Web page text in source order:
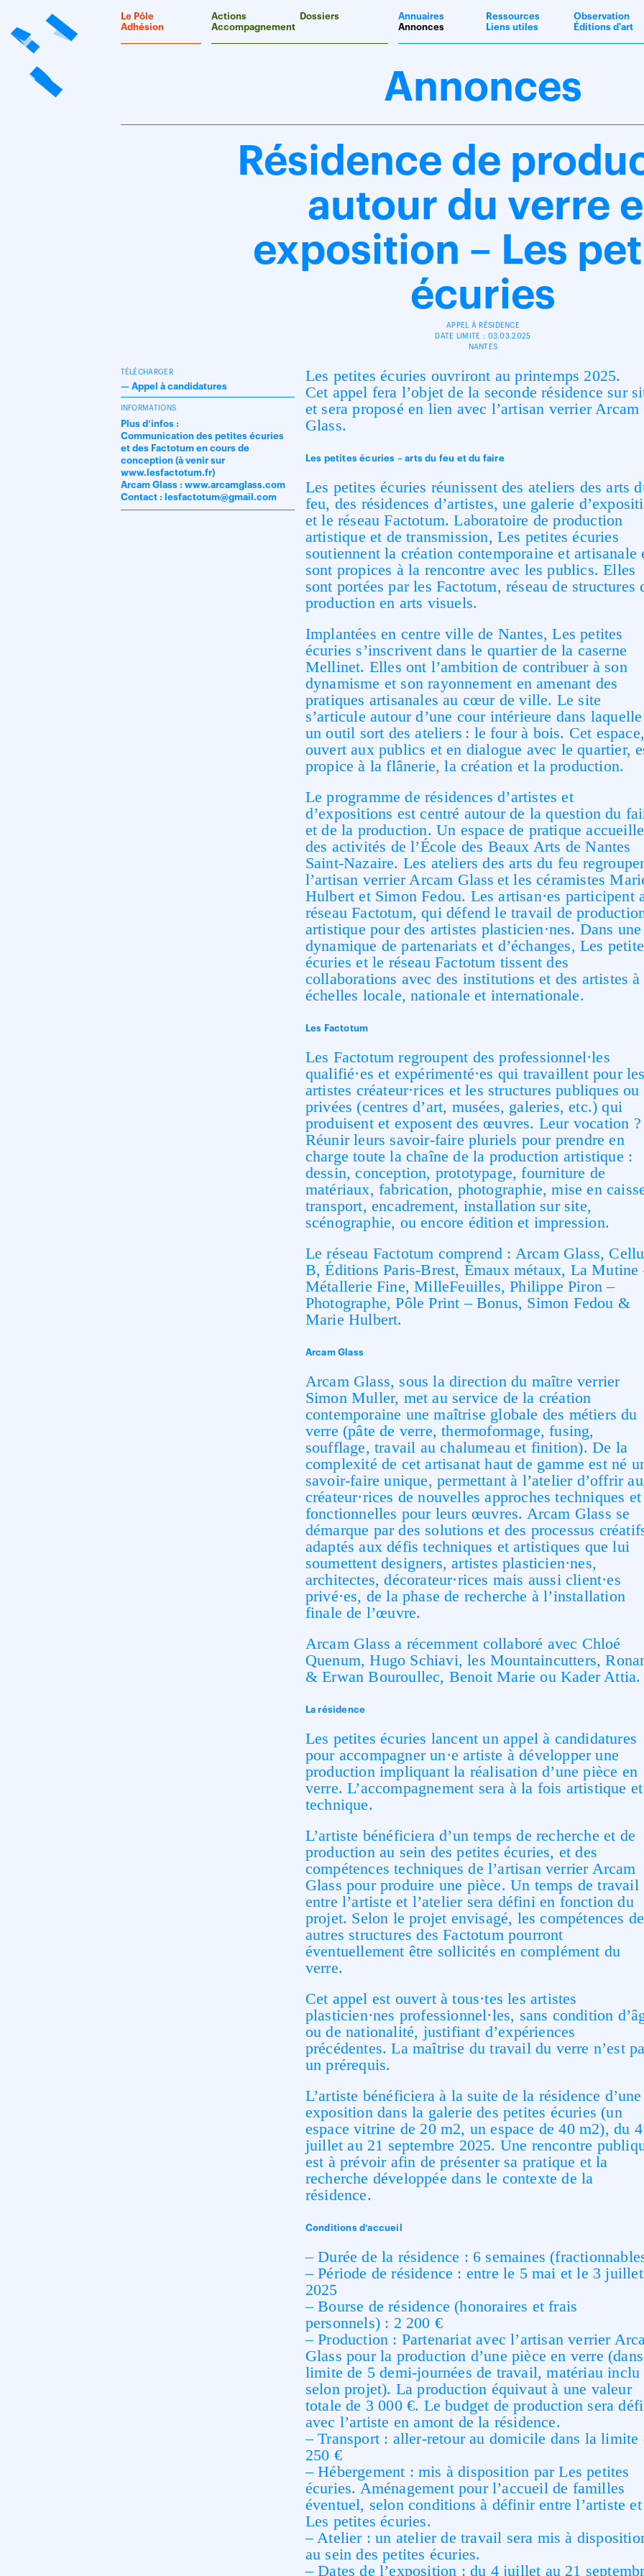
Le Pôle
Adhésion
Actions
Accompagnement
Dossiers
Annuaires
Annonces
Ressources
Liens utiles
Observation
Éditions d'art
Annonces
Résidence de
autour du verre
exposition – Les
écuries
APPEL À RÉSIDENCE
DATE LIMITE : 03.03.2025
NANTES
Les petites écuries ouvriront au printemps 2025.
Cet appel fera l’objet de la seconde résidence sur
et sera proposé en lien avec l’artisan verrier Arcam
Glass.
Les petites écuries – arts du feu et du faire
Les petites écuries réunissent des ateliers des arts
feu, des résidences d’artistes, une galerie
et le réseau Factotum. Laboratoire de production
artistique et de transmission, Les petites écuries
soutiennent la création contemporaine et artisanale
sont propices à la rencontre avec les publics. Elles
sont portées par les Factotum, réseau de structures
production en arts visuels.
Implantées en centre ville de Nantes, Les petites
écuries s’inscrivent dans le quartier de la caserne
Mellinet. Elles ont l’ambition de contribuer à son
dynamisme et son rayonnement en amenant des
pratiques artisanales au cœur de ville. Le site
s’articule autour d’une cour intérieure dans laquelle
un outil sort des ateliers : le four à bois. Cet
ouvert aux publics et en dialogue avec le quartier,
propice à la flânerie, la création et la production.
Le programme de résidences d’artistes et
d’expositions est centré autour de la question du
et de la production. Un espace de pratique accueille
des activités de l’École des Beaux Arts de Nantes
Saint-Nazaire. Les ateliers des arts du feu
l’artisan verrier Arcam Glass et les céramistes
Hulbert et Simon Fedou. Les artisan·es participent
réseau Factotum, qui défend le travail de
artistique pour des artistes plasticien·nes. Dans une
dynamique de partenariats et d’échanges, Les
écuries et le réseau Factotum tissent des
collaborations avec des institutions et des artistes à
échelles locale, nationale et internationale.
Les Factotum
Les Factotum regroupent des professionnel·les
qualifié·es et expérimenté·es qui travaillent pour
artistes créateur·rices et les structures publiques ou
privées (centres d’art, musées, galeries, etc.) qui
produisent et exposent des œuvres. Leur vocation ?
Réunir leurs savoir-faire pluriels pour prendre en
charge toute la chaîne de la production artistique :
dessin, conception, prototypage, fourniture de
matériaux, fabrication, photographie, mise en
transport, encadrement, installation sur site,
scénographie, ou encore édition et impression.
Le réseau Factotum comprend : Arcam Glass,
B, Éditions Paris-Brest, Émaux métaux, La Mutine
Métallerie Fine, MilleFeuilles, Philippe Piron –
Photographe, Pôle Print – Bonus, Simon Fedou &
Marie Hulbert.
Arcam Glass
Arcam Glass, sous la direction du maître verrier
Simon Muller, met au service de la création
contemporaine une maîtrise globale des métiers du
verre (pâte de verre, thermoformage, fusing,
soufflage, travail au chalumeau et finition). De la
complexité de cet artisanat haut de gamme est né
savoir-faire unique, permettant à l’atelier d’offrir
créateur·rices de nouvelles approches techniques et
fonctionnelles pour leurs œuvres. Arcam Glass se
démarque par des solutions et des processus
adaptés aux défis techniques et artistiques que lui
soumettent designers, artistes plasticien·nes,
architectes, décorateur·rices mais aussi client·es
privé·es, de la phase de recherche à l’installation
finale de l’œuvre.
Arcam Glass a récemment collaboré avec Chloé
Quenum, Hugo Schiavi, les Mountaincutters,
& Erwan Bouroullec, Benoit Marie ou Kader Attia.
La résidence
Les petites écuries lancent un appel à candidatures
pour accompagner un·e artiste à développer une
production impliquant la réalisation d’une pièce en
verre.L’accompagnement sera à la fois artistique et
technique.
L’artiste bénéficiera d’un temps de recherche et de
production au sein des petites écuries, et des
compétences techniques de l’artisan verrier Arcam
Glass pour produire une pièce. Un temps de travail
entre l’artiste et l’atelier sera défini en fonction du
projet. Selon le projet envisagé, les compétences
autres structures des Factotum pourront
éventuellement être sollicités en complément du
verre.
Cet appel est ouvert à tous·tes les artistes
plasticien·nes professionnel·les, sans condition
ou de nationalité, justifiant d’expériences
précédentes. La maîtrise du travail du verre n’est
un prérequis.
L’artiste bénéficiera à la suite de la résidence d’une
exposition dans la galerie des petites écuries (un
espace vitrine de 20 m2, un espace de 40 m2), du 4
juillet au 21 septembre 2025. Une rencontre
est à prévoir afin de présenter sa pratique et la
recherche développée dans le contexte de la
résidence.
Conditions d’accueil
– Durée de la résidence : 6 semaines
– Période de résidence : entre le 5 mai et le 3 juillet
2025
– Bourse de résidence (honoraires et frais
personnels) : 2 200 €
– Production : Partenariat avec l’artisan verrier
Glass pour la production d’une pièce en verre
limite de 5 demi-journées de travail, matériau inclu
selon projet). La production équivaut à une valeur
totale de 3 000 €. Le budget de production sera
avec l’artiste en amont de la résidence.
– Transport : aller-retour au domicile dans la limite
250 €
– Hébergement : mis à disposition par Les petites
écuries. Aménagement pour l’accueil de familles
éventuel, selon conditions à définir entre l’artiste et
Les petites écuries.
– Atelier : un atelier de travail sera mis à
au sein des petites écuries.
– Dates de l’exposition : du 4 juillet au 21
TÉLÉCHARGER
— Appel à candidatures
INFORMATIONS
Plus d’infos :
Communication des petites écuries
et des Factotum en cours de
conception (à venir sur
www.lesfactotum.fr)
Arcam Glass : www.arcamglass.com
Contact : lesfactotum@gmail.com